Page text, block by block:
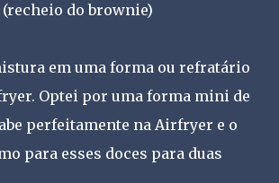
(recheio do brownie)
em uma forma ou refratário
Optei por uma forma mini de
perfeitamente na Airfryer e o
para esses doces para duas